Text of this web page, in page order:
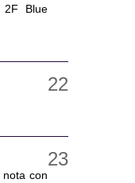
2F Blue
con